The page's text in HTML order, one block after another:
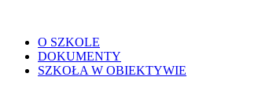
O SZKOLE
DOKUMENTY
SZKOŁA W OBIEKTYWIE